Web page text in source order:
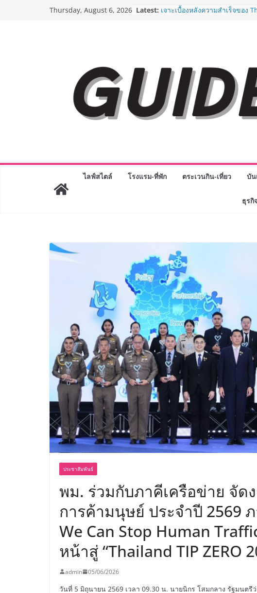
Thursday, August 6, 2026 Latest: เจาะเบื้องหลังความสำเร็จของ
กลุ่มเซ็นทรัล สร้างยอดขายสูงสุ
3 ปี
กรมการท่องเที่ยวเดินหน้าสร้าง
Coach รุ่นใหม่ ขับเคลื่อนการท่อ
ไทยสู่มาตรฐานสากล ภายใต้
Green Tourism Plan 2030
BEDO เดินหน้าจัดกิจกรรมเจรจ
“ตลาดดอกไม้สี่มุมเมือง” ศูนย์รว
สด ดอกไม้ประดิษฐ์ พวงมาลัย แล
บริการทุกวันตลอด 24 ชั่วโมง
ไลฟ์สไตล์ โรงแรม-ที่พัก ตระเวนกิน-เที่ยว บัน
ธุรกิ
ประชาสัมพันธ์
พม. ร่วมกับภาคีเครือข่าย จั
การค้ามนุษย์ ประจำปี 2569
We Can Stop Human
หน้าสู่ “Thailand TIP ZERO
admin 05/06/2026
วันที่ 5 มิถุนายน 2569 เวลา 09.30 น. นายนิกร โสมกลาง รัฐมนต